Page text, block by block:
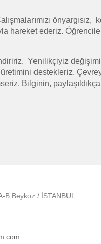
önyargısız,
hareket ederiz.
Yenilikçiyiz
destekleriz.
Bilginin,
Beykoz / İSTANBUL